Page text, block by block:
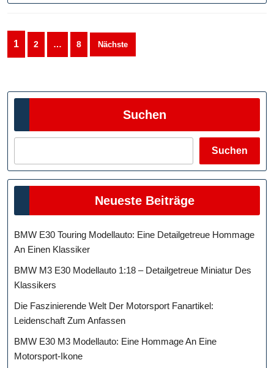
Seitennummerierung
der
1 2 … 8 Nächste
Suchen
Suchen
Neueste Beiträge
BMW E30 Touring Modellauto: Eine Detailgetreue Hommage
An Einen Klassiker
BMW M3 E30 Modellauto 1:18 – Detailgetreue Miniatur Des
Klassikers
Die Faszinierende Welt Der Motorsport Fanartikel:
Leidenschaft Zum Anfassen
BMW E30 M3 Modellauto: Eine Hommage An Eine
Motorsport-Ikone